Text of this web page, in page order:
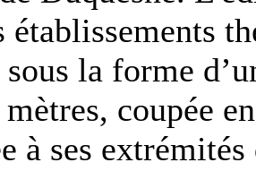
établissements
la forme
coupée
à ses